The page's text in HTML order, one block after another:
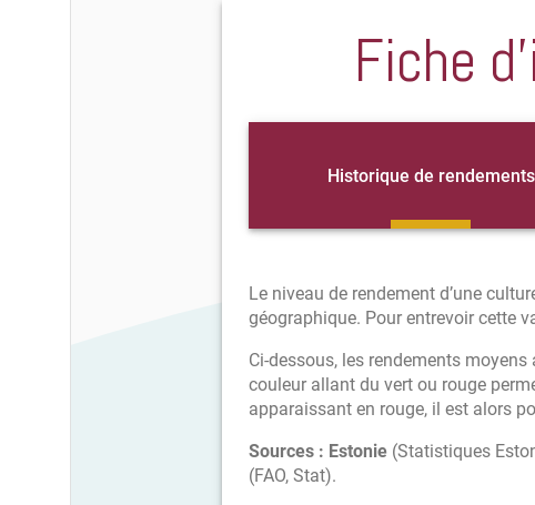
Fiche
Historique de rendements
Le niveau de rendement d’une
géographique. Pour entrevoir cette
Ci-dessous, les rendements
couleur allant du vert ou rouge
apparaissant en rouge, il est alors
Sources : Estonie (Statistiques
(FAO, Stat).